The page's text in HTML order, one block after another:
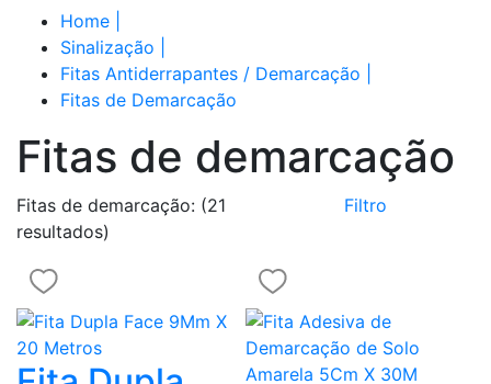
Home
Sinalização
Fitas Antiderrapantes / Demarcação
Fitas de Demarcação
Fitas de demarcação
Fitas de demarcação: (21
resultados)
Filtro